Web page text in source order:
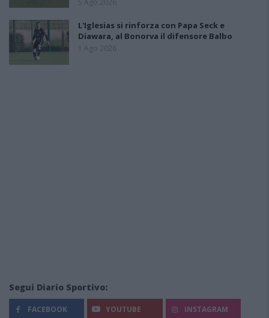
5 Ago 2026
L'Iglesias si rinforza con Papa Seck e
Diawara, al Bonorva il difensore Balbo
1 Ago 2026
Segui Diario Sportivo:
FACEBOOK YOUTUBE INSTAGRAM